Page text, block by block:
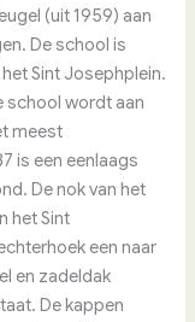
(uit 1959) aan
De school is
Sint Josephplein.
school wordt aan
meest
is een eenlaags
De nok van het
het Sint
een naar
en zadeldak
De kappen